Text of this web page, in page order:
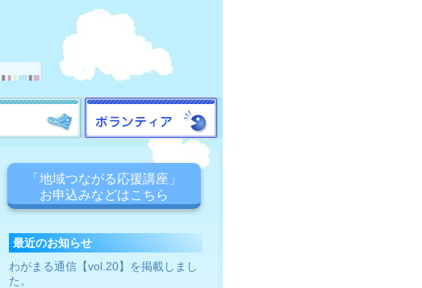
「地域つながる応援講座」
お申込みなどはこちら
最近のお知らせ
わがまる通信【vol.20】を掲載しまし
た。